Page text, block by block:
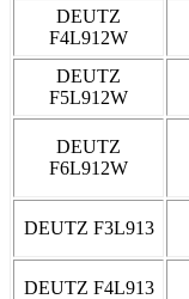
DEUTZ
F4L912W
DEUTZ
F5L912W
DEUTZ
F6L912W
DEUTZ F3L913
DEUTZ F4L913